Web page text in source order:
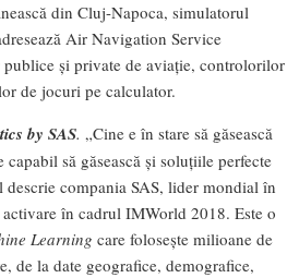
din Cluj-Napoca, simulatorul
Air Navigation Service
și private de aviație, controlorilor
de jocuri pe calculator.
by SAS. „Cine e în stare să găsească
să găsească și soluțiile perfecte
descrie compania SAS, lider mondial în
în cadrul IMWorld 2018. Este o
Learning care folosește milioane de
de la date geografice, demografice,